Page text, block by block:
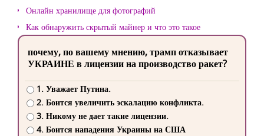
Онлайн хранилище для фотографий
Как обнаружить скрытый майнер и что это такое
почему, по вашему мнению, трамп отказывает
УКРАИНЕ в лицензии на производство ракет?
1. Уважает Путина.
2. Боится увеличить эскалацию конфликта.
3. Никому не дает такие лицензии.
4. Боится нападения Украины на США